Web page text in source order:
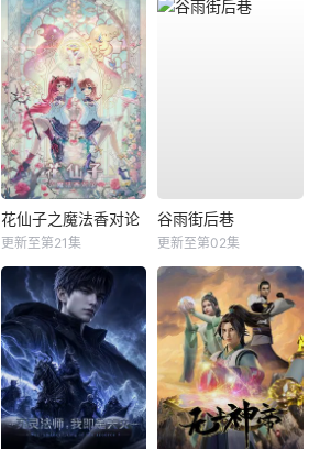
花仙子之魔法香对论
更新至第21集
谷雨街后巷
更新至第02集